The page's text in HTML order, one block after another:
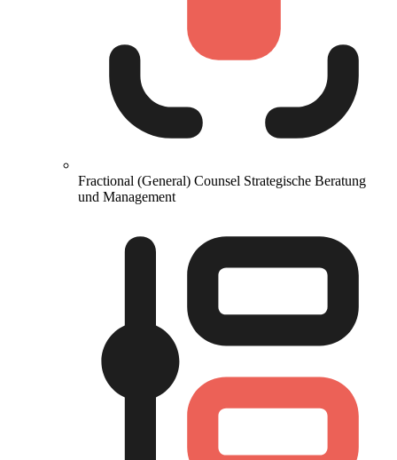
Fractional (General) Counsel Strategische Beratung
und Management